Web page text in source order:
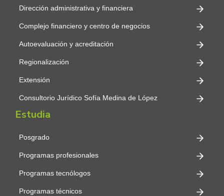
Dirección administrativa y financiera
Complejo financiero y centro de negocios
Autoevaluación y acreditación
Regionalización
Extensión
Consultorio Jurídico Sofía Medina de López
Estudia
Posgrado
Programas profesionales
Programas tecnólogos
Programas técnicos